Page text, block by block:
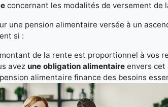
concernant les modalités de versement de
une pension alimentaire versée à un
si :
de la rente est proportionnel à vos
avez une obligation alimentaire envers cet
alimentaire finance des besoins